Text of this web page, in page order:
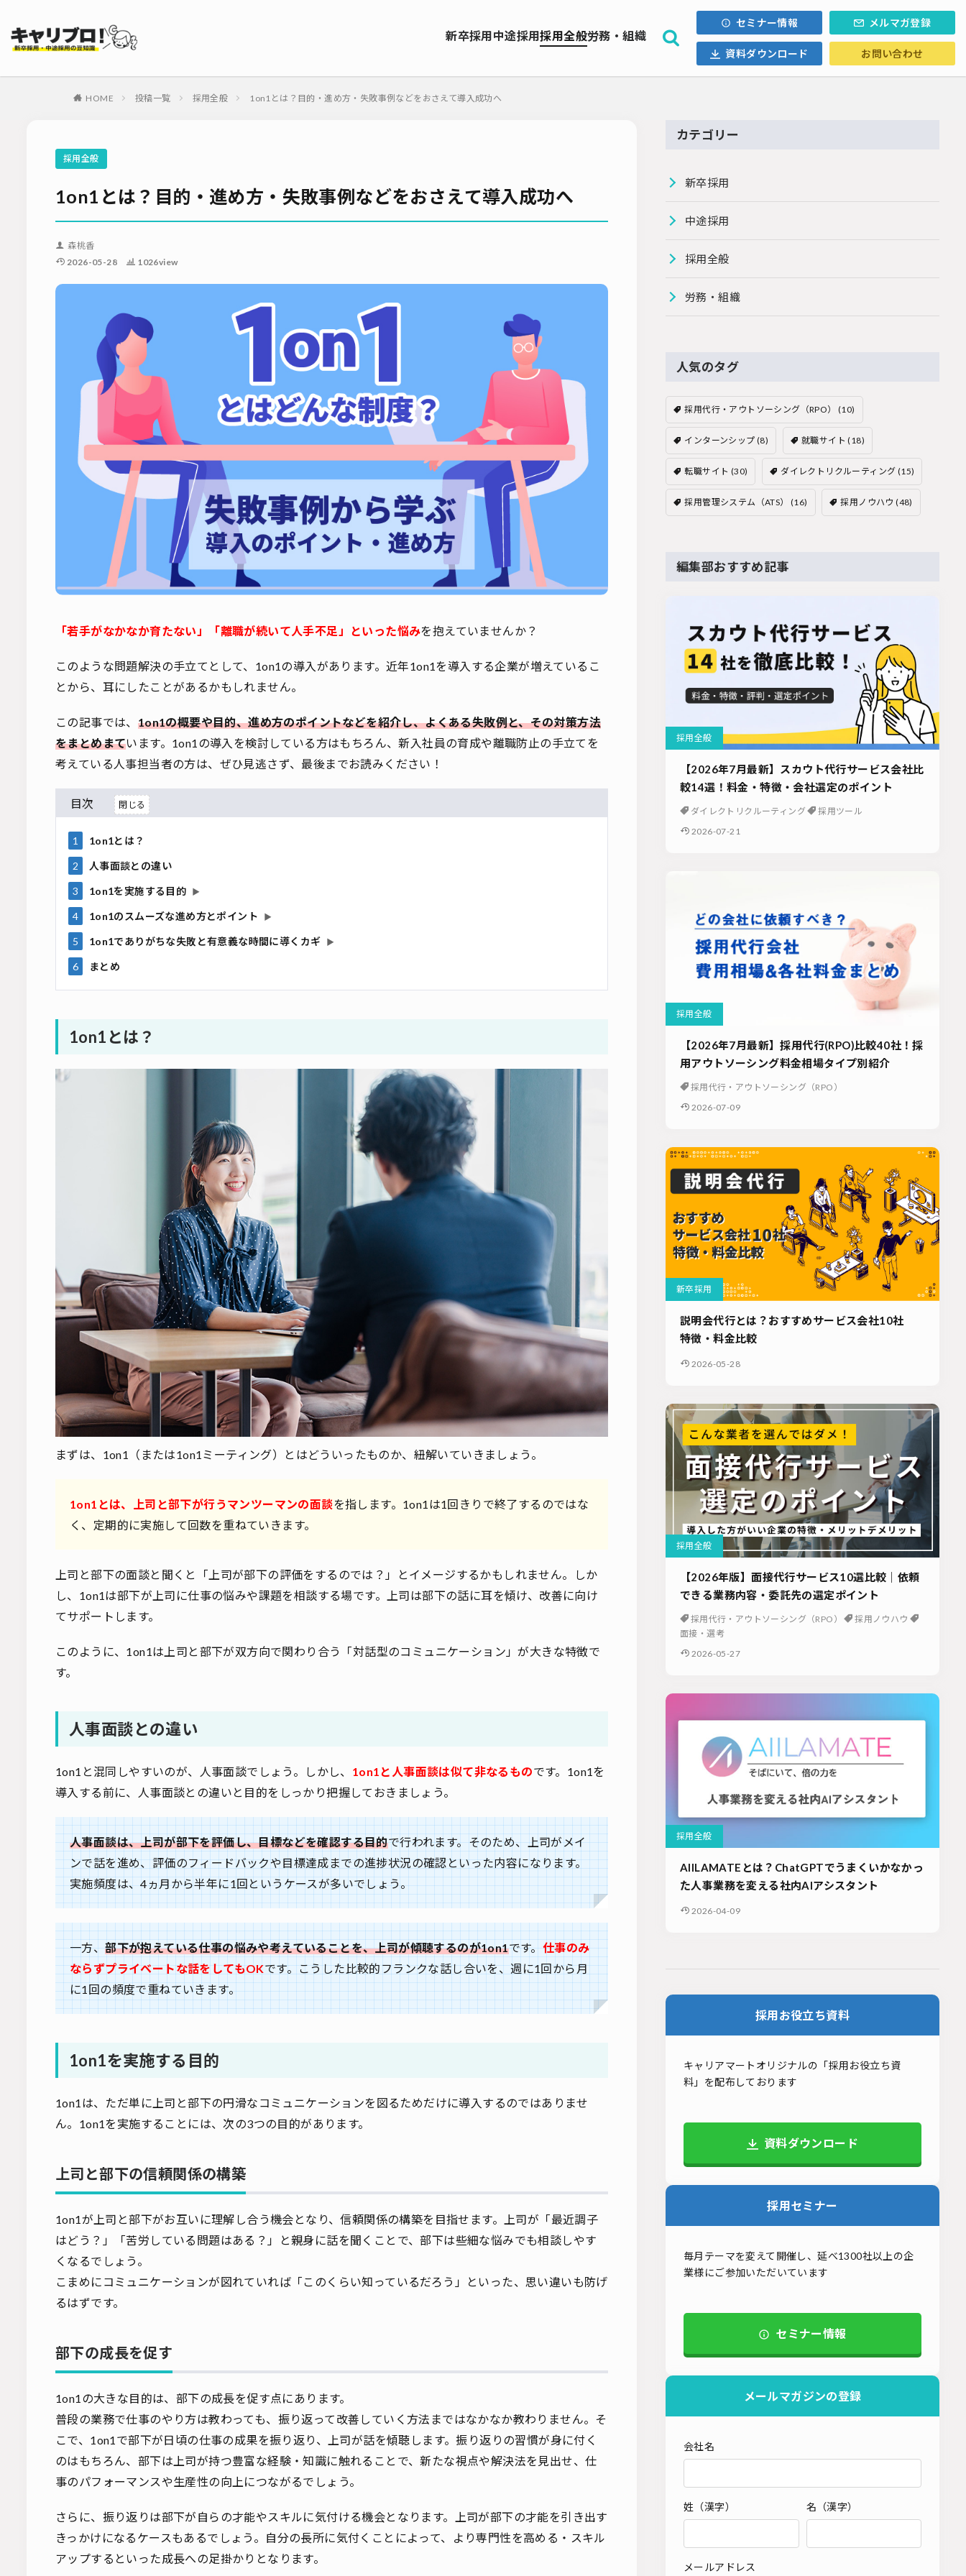
新卒採用中途採用採用全般労務・組織
セミナー情報 メルマガ登録
資料ダウンロード お問い合わせ
HOME 投稿一覧 採用全般 1on1とは？目的・進め方・失敗事例などをおさえて導入成功へ
採用全般
1on1とは？目的・進め方・失敗事例などをおさえて導入成功へ
森桃香
2026-05-28
1026view
「若手がなかなか育たない」「離職が続いて人手不足」といった悩みを抱えていませんか？
このような問題解決の手立てとして、1on1の導入があります。近年1on1を導入する企業が増えているこ
とから、耳にしたことがあるかもしれません。
この記事では、 1on1の概要や目的、進め方のポイントなどを紹介し、よくある失敗例と、その対策方法
をまとめまています。1on1の導入を検討している方はもちろん、新入社員の育成や離職防止の手立てを
考えている人事担当者の方は、ぜひ見逃さず、最後までお読みください！
目次
1 1on1とは？
2 人事面談との違い
3 1on1を実施する目的 ▶
4 1on1のスムーズな進め方とポイント ▶
5 1on1でありがちな失敗と有意義な時間に導くカギ ▶
6 まとめ
1on1とは？
まずは、1on1（または1on1ミーティング）とはどういったものか、紐解いていきましょう。
1on1とは、上司と部下が行うマンツーマンの面談を指します。1on1は1回きりで終了するのではな
く、定期的に実施して回数を重ねていきます。
上司と部下の面談と聞くと「上司が部下の評価をするのでは？」とイメージするかもしれません。しか
し、1on1は部下が上司に仕事の悩みや課題を相談する場です。上司は部下の話に耳を傾け、改善に向け
てサポートします。
このように、1on1は上司と部下が双方向で関わり合う「対話型のコミュニケーション」が大きな特徴で
す。
人事面談との違い
1on1と混同しやすいのが、人事面談でしょう。しかし、 1on1と人事面談は似て非なるものです。1on1を
導入する前に、人事面談との違いと目的をしっかり把握しておきましょう。
人事面談は、上司が部下を評価し、目標などを確認する目的で行われます。そのため、上司がメイ
ンで話を進め、評価のフィードバックや目標達成までの進捗状況の確認といった内容になります。
実施頻度は、4ヵ月から半年に1回というケースが多いでしょう。
一方、部下が抱えている仕事の悩みや考えていることを、上司が傾聴するのが1on1です。仕事のみ
ならずプライベートな話をしてもOKです。こうした比較的フランクな話し合いを、週に1回から月
に1回の頻度で重ねていきます。
1on1を実施する目的
1on1は、ただ単に上司と部下の円滑なコミュニケーションを図るためだけに導入するのではありませ
ん。1on1を実施することには、次の3つの目的があります。
上司と部下の信頼関係の構築
1on1が上司と部下がお互いに理解し合う機会となり、信頼関係の構築を目指せます。上司が「最近調子
はどう？」「苦労している問題はある？」と親身に話を聞くことで、部下は些細な悩みでも相談しやす
くなるでしょう。
こまめにコミュニケーションが図れていれば「このくらい知っているだろう」といった、思い違いも防げ
るはずです。
部下の成長を促す
1on1の大きな目的は、部下の成長を促す点にあります。
普段の業務で仕事のやり方は教わっても、振り返って改善していく方法まではなかなか教わりません。そ
こで、1on1で部下が日頃の仕事の成果を振り返り、上司が話を傾聴します。振り返りの習慣が身に付く
のはもちろん、部下は上司が持つ豊富な経験・知識に触れることで、新たな視点や解決法を見出せ、仕
事のパフォーマンスや生産性の向上につながるでしょう。
さらに、振り返りは部下が自らの才能やスキルに気付ける機会となります。上司が部下の才能を引き出す
きっかけになるケースもあるでしょう。自分の長所に気付くことによって、より専門性を高める・スキル
アップするといった成長への足掛かりとなります。
カテゴリー
新卒採用
中途採用
採用全般
労務・組織
人気のタグ
採用代行・アウトソーシング（RPO） (10)
インターンシップ (8) 就職サイト (18)
転職サイト (30) ダイレクトリクルーティング (15)
採用管理システム（ATS） (16) 採用ノウハウ (48)
編集部おすすめ記事
採用全般
【2026年7月最新】スカウト代行サービス会社比
較14選！料金・特徴・会社選定のポイント
ダイレクトリクルーティング
採用ツール
2026-07-21
採用全般
【2026年7月最新】採用代行(RPO)比較40社！採
用アウトソーシング料金相場タイプ別紹介
採用代行・アウトソーシング（RPO）
2026-07-09
新卒採用
説明会代行とは？おすすめサービス会社10社
特徴・料金比較
2026-05-28
採用全般
【2026年版】面接代行サービス10選比較｜依頼
できる業務内容・委託先の選定ポイント
採用代行・アウトソーシング（RPO）
採用ノウハウ
面接・選考
2026-05-27
採用全般
AIILAMATEとは？ChatGPTでうまくいかなかっ
た人事業務を変える社内AIアシスタント
2026-04-09
採用お役立ち資料
キャリアマートオリジナルの「採用お役立ち資
料」を配布しております
資料ダウンロード
採用セミナー
毎月テーマを変えて開催し、延べ1300社以上の企
業様にご参加いただいています
セミナー情報
メールマガジンの登録
会社名
姓（漢字） 名（漢字）
メールアドレス
お問い合わせ